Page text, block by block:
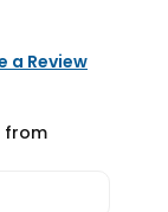
a Review
from